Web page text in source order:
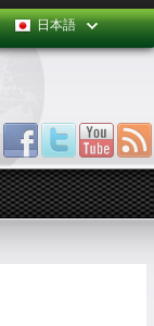
日本語